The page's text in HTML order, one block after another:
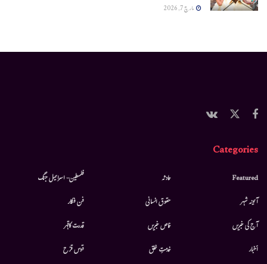
مارچ 7, 2026
Categories
Featured
آئینہ شہر
آج کی خبریں
أخبار
حادثہ
حقوق انسانی
خاص خبریں
خدمتِ خلق
فلسطین- اسرائیل جنگ
فن فنکار
قدرت کاقہر
قوس قزح